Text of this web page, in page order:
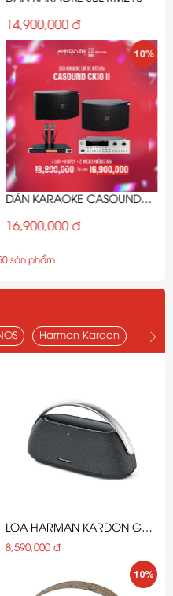
14,900,000 đ
DÀN KARAOKE CASOUND
16,900,000 đ
10%
sản phẩm
Harman Kardon JBL
LOA HARMAN KARDON GO
+ PLAY 3 - MÀU ĐEN
8,590,000 đ
10%